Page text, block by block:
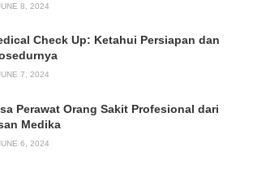
8, 2024
Check Up: Ketahui Persiapan dan
7, 2024
Perawat Orang Sakit Profesional dari
Medika
6, 2024